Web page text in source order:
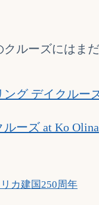
クルーズにはま
ング デイクルー
ーズ at Ko Olina
カ建国250周年